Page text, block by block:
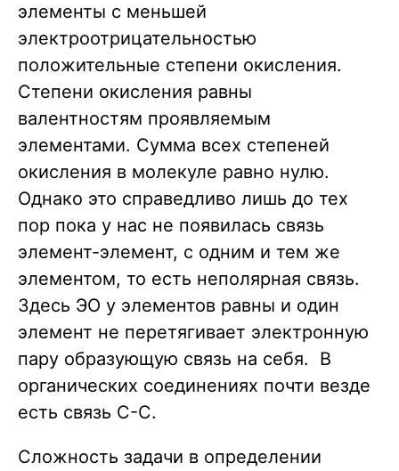
элементы с меньшей
электроотрицательностью
положительные степени окисления.
Степени окисления равны
валентностям проявляемым
элементами. Сумма всех степеней
окисления в молекуле равно нулю.
Однако это справедливо лишь до тех
пор пока у нас не появилась связь
элемент-элемент, с одним и тем же
элементом, то есть неполярная связь.
Здесь ЭО у элементов равны и один
элемент не перетягивает электронную
пару образующую связь на себя. В
органических соединениях почти везде
есть связь С-С.
Сложность задачи в определении